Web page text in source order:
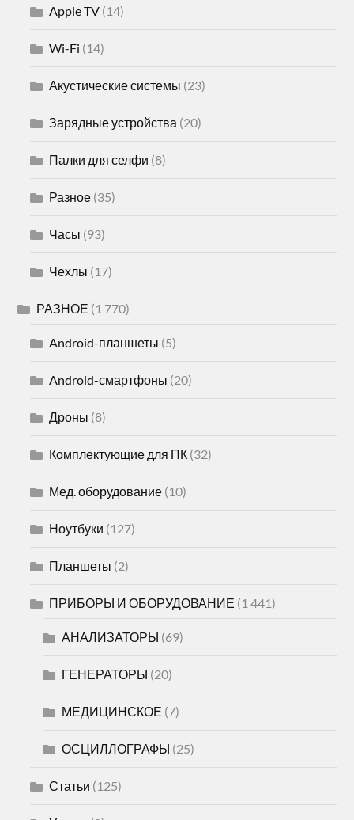
Apple TV (14)
Wi-Fi (14)
Акустические системы (23)
Зарядные устройства (20)
Палки для селфи (8)
Разное (35)
Часы (93)
Чехлы (17)
РАЗНОЕ (1 770)
Android-планшеты (5)
Android-смартфоны (20)
Дроны (8)
Комплектующие для ПК (32)
Мед. оборудование (10)
Ноутбуки (127)
Планшеты (2)
ПРИБОРЫ И ОБОРУДОВАНИЕ (1 441)
АНАЛИЗАТОРЫ (69)
ГЕНЕРАТОРЫ (20)
МЕДИЦИНСКОЕ (7)
ОСЦИЛЛОГРАФЫ (25)
Статьи (125)